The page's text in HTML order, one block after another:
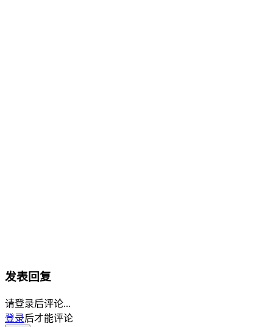
发表回复
请登录后评论...
登录后才能评论